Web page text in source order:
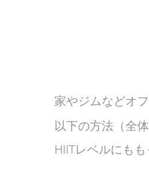
家やジムなどオ
以下の方法（全
HIITレベルにも